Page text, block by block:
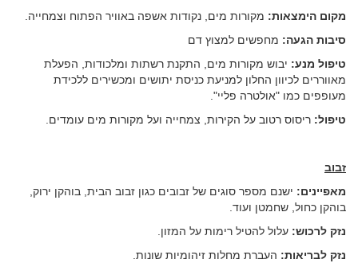
מקום הימצאות: מקורות מים, נקודות אשפה באוויר הפתוח וצמחייה.
סיבות הגעה: מחפשים למצוץ דם
טיפול מנע: יבוש מקורות מים, התקנת רשתות ומלכודות, הפעלת
מאווררים לכיוון החלון למניעת כניסת יתושים ומכשירים ללכידת
מעופפים כמו "אולטרה פליי".
טיפול: ריסוס רטוב על הקירות, צמחייה ועל מקורות מים עומדים.
זבוב
מאפיינים: ישנם מספר סוגים של זבובים כגון זבוב הבית, בוהקן ירוק,
בוהקן כחול, שחמטן ועוד.
נזק לרכוש: עלול להטיל רימות על המזון.
נזק לבריאות: העברת מחלות זיהומיות שונות.